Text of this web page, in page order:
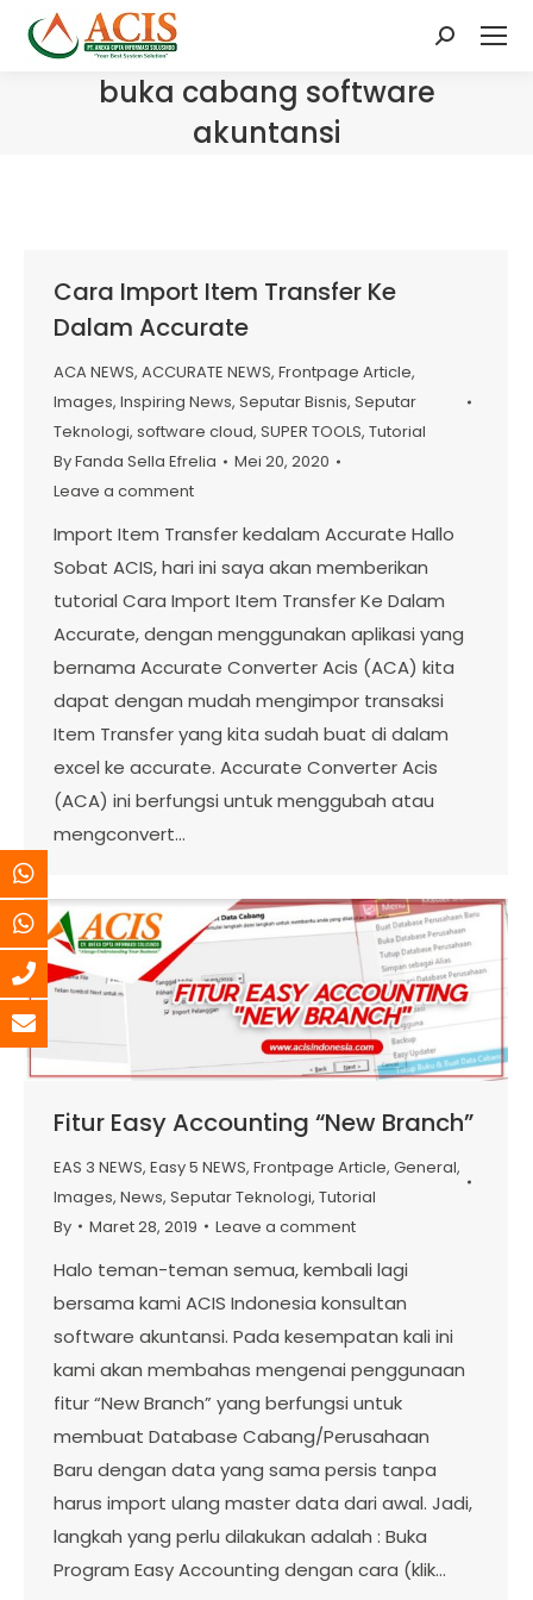
Search:
buka cabang software
akuntansi
Cara Import Item Transfer Ke
Dalam Accurate
ACA NEWS, ACCURATE NEWS, Frontpage Article,
Images, Inspiring News, Seputar Bisnis, Seputar
Teknologi, software cloud, SUPER TOOLS, Tutorial
ByFanda Sella Efrelia
Mei 20, 2020
Leave a comment
Import Item Transfer kedalam Accurate Hallo
Sobat ACIS, hari ini saya akan memberikan
tutorial Cara Import Item Transfer Ke Dalam
Accurate, dengan menggunakan aplikasi yang
bernama Accurate Converter Acis (ACA) kita
dapat dengan mudah mengimpor transaksi
Item Transfer yang kita sudah buat di dalam
excel ke accurate. Accurate Converter Acis
(ACA) ini berfungsi untuk menggubah atau
mengconvert…
Fitur Easy Accounting “New Branch”
EAS 3 NEWS, Easy 5 NEWS, Frontpage Article, General,
Images, News, Seputar Teknologi, Tutorial
By
Maret 28, 2019 Leave a comment
Halo teman-teman semua, kembali lagi
bersama kami ACIS Indonesia konsultan
software akuntansi. Pada kesempatan kali ini
kami akan membahas mengenai penggunaan
fitur “New Branch” yang berfungsi untuk
membuat Database Cabang/Perusahaan
Baru dengan data yang sama persis tanpa
harus import ulang master data dari awal. Jadi,
langkah yang perlu dilakukan adalah : Buka
Program Easy Accounting dengan cara (klik…